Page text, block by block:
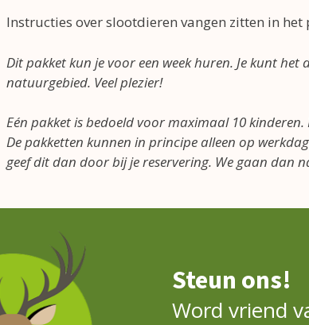
Instructies over slootdieren vangen zitten in het
Dit pakket kun je voor een week huren. Je kunt
natuurgebied. Veel plezier!
Eén pakket is bedoeld voor maximaal 10 kinderen.
De pakketten kunnen in principe alleen op
geef dit dan door bij je reservering. We gaan dan
Steun ons!
Word vriend